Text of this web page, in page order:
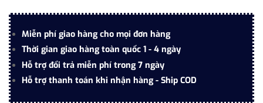
Miễn phí giao hàng cho mọi đơn hàng
Thời gian giao hàng toàn quốc 1 - 4 ngày
Hỗ trợ đổi trả miễn phí trong 7 ngày
Hỗ trợ thanh toán khi nhận hàng - Ship COD